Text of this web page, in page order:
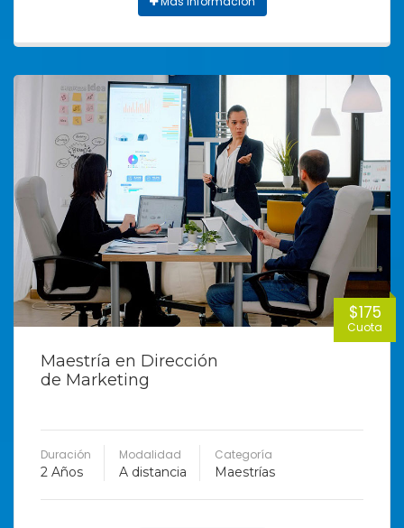
Maestría en Dirección
de Marketing
$175
Cuota
Duración
2 Años
Modalidad
A distancia
Categoría
Maestrías